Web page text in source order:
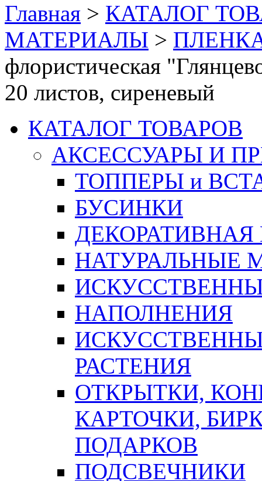
Главная > КАТАЛОГ
МАТЕРИАЛЫ >
флористическая
20 листов, сиреневый
КАТАЛОГ ТОВАРОВ
АКСЕССУАРЫ И
ТОППЕРЫ и
БУСИНКИ
ДЕКОРАТИВНАЯ
НАТУРАЛЬНЫЕ
НАПОЛНЕНИЯ
РАСТЕНИЯ
ОТКРЫТКИ,
КАРТОЧКИ,
ПОДАРКОВ
ПОДСВЕЧНИКИ